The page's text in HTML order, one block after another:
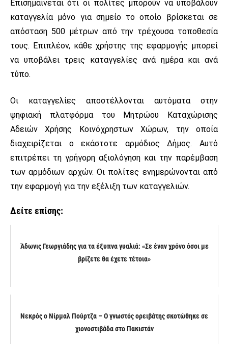
Επισημαίνεται ότι οι πολίτες μπορούν να υποβάλουν
καταγγελία μόνο για σημείο το οποίο βρίσκεται σε
απόσταση 500 μέτρων από την τρέχουσα τοποθεσία
τους. Επιπλέον, κάθε χρήστης της εφαρμογής μπορεί
να υποβάλει τρεις καταγγελίες ανά ημέρα και ανά
τύπο.
Οι καταγγελίες αποστέλλονται αυτόματα στην
ψηφιακή πλατφόρμα του Μητρώου Καταχώρισης
Αδειών Χρήσης Κοινόχρηστων Χώρων, την οποία
διαχειρίζεται ο εκάστοτε αρμόδιος Δήμος. Αυτό
επιτρέπει τη γρήγορη αξιολόγηση και την παρέμβαση
των αρμόδιων αρχών. Οι πολίτες ενημερώνονται από
την εφαρμογή για την εξέλιξη των καταγγελιών.
Δείτε επίσης:
Άδωνις Γεωργιάδης για τα έξυπνα γυαλιά: «Σε έναν χρόνο όσοι με
βρίζετε θα έχετε τέτοια»
Νεκρός ο Νίρμαλ Πούρτζα – Ο γνωστός ορειβάτης σκοτώθηκε σε
χιονοστιβάδα στο Πακιστάν